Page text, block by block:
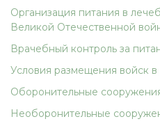
Организация питания в
Великой Отечественной
Врачебный контроль за
Условия размещения войск
Оборонительные
Необоронительные